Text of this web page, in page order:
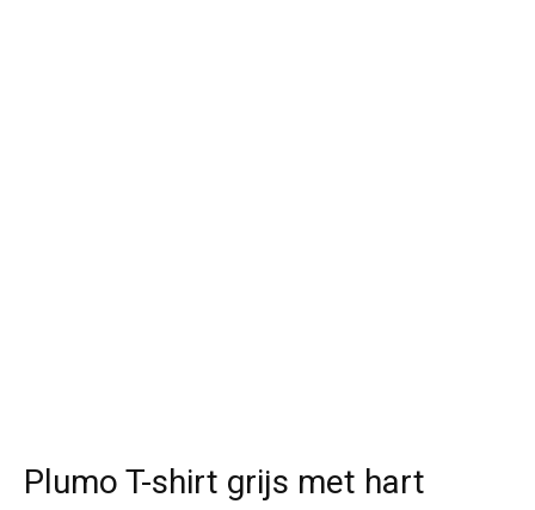
Plumo T-shirt grijs met hart